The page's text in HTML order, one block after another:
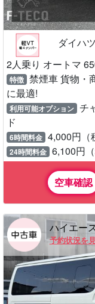
ダイハ
2人乗り オートマ
特徴 禁煙車 貨物・
に最適!
利用可能オプション チ
ド
6時間料金 4,000円（
24時間料金 6,100円（
空車確認
ハイエー
予約状況を